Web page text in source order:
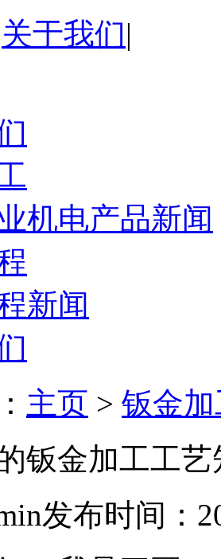
关于我们|
机电产品新闻
新闻
主页 > 钣金
钣金加工工
发布时间：